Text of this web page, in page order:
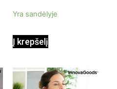
Yra sandėlyje
Į krepšelį